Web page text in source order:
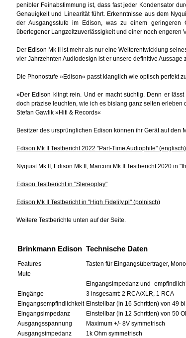
penibler Feinabstimmung ist, dass fast jeder Kondensator
Genauigkeit und Linearität führt. Erkenntnisse aus dem
der Ausgangsstufe im Edison, was zu einem geringeren
überlegener Langzeitzuverlässigkeit und einer noch engeren
Der Edison Mk II ist mehr als nur eine Weiterentwicklung
vier Jahrzehnten Audiodesign ist er unsere definitive
Die Phonostufe »Edison« passt klanglich wie optisch perfekt
»Der Edison klingt rein. Und er macht süchtig. Denn er
doch präzise leuchten, wie ich es bislang ganz selten erleben
Stefan Gawlik »Hifi & Records«
Besitzer des ursprünglichen Edison können ihr Gerät auf den
Edison Mk II Testbericht 2022 "Part-Time Audiophile" (englisch)
Nyquist Mk II, Edison Mk II, Marconi Mk II Testbericht 2020 in
Edison Testbericht in "Stereoplay"
Edison Mk II Testbericht in "High Fidelity.pl" (polnisch)
Weitere Testberichte unten auf der Seite.
Brinkmann Edison Technische Daten
Features
Tasten für Eingangsübertrager,
Mute
Eingangsimpedanz und -
Eingänge
3 insgesamt: 2 RCA/XLR, 1 RCA
Eingangsempfindlichkeit Einstellbar (in 16 Schritten) von 49
Eingangsimpedanz
Einstellbar (in 12 Schritten) von 50
Ausgangsspannung
Maximum +/- 8V symmetrisch
Ausgangsimpedanz
1k Ohm symmetrisch